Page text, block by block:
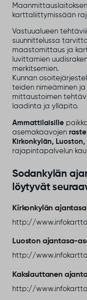
karttaliittymissään
Vastuualueen
suunnittelussa
maastomittaus ja
luvittamien
merkitsemien.
Kunnan
teiden nimeäminen
mittaustoimen
laadinta ja ylläpito.
Ammattilaisille
asemakaavojen
Kirkonkylän,
rajapintapalvelun
Sodankylän
löytyvät
Kirkonkylän
http://
Luoston ajantasa-
http://
Kakslauttanen
http://